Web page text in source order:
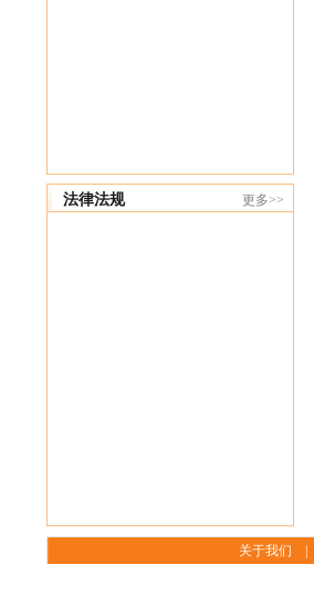
法律法规 更多>>
关于我们 |